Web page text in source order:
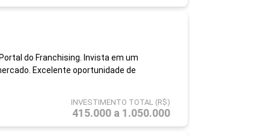
do Franchising. Invista em um
Excelente oportunidade de
INVESTIMENTO TOTAL (R$)
415.000 a 1.050.000